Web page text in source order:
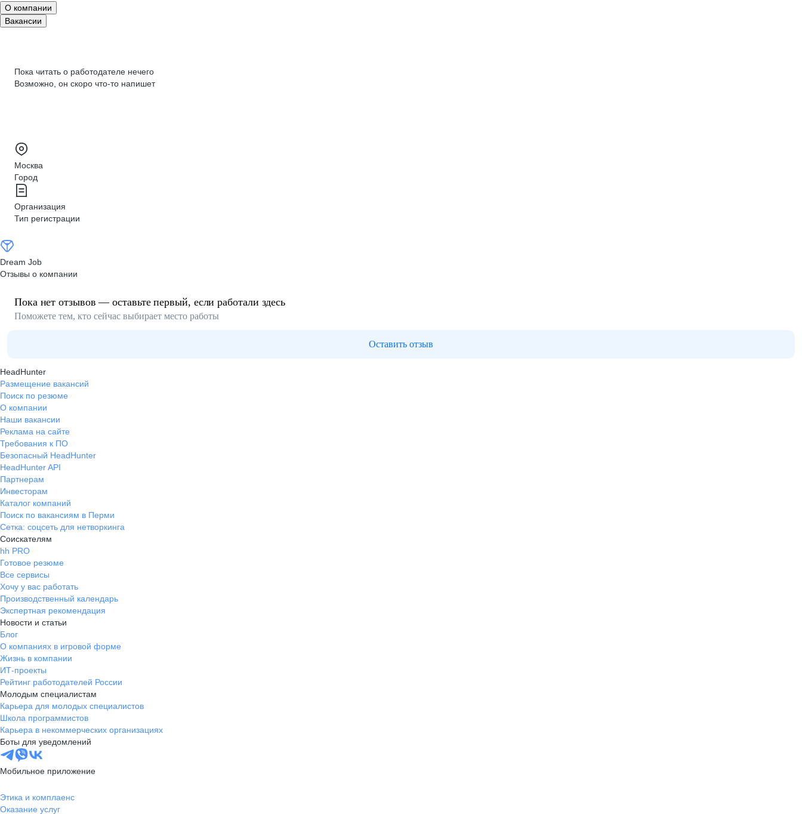
О компании
Вакансии
Пока читать о работодателе нечего
Возможно, он скоро что‑то напишет
Москва
Город
Организация
Тип регистрации
Dream Job
Отзывы о компании
Пока нет отзывов — оставьте первый, если работали здесь
Поможете тем, кто сейчас выбирает место работы
Оставить отзыв
HeadHunter
Размещение вакансий
Поиск по резюме
О компании
Наши вакансии
Реклама на сайте
Требования к ПО
Безопасный HeadHunter
HeadHunter API
Партнерам
Инвесторам
Каталог компаний
Поиск по вакансиям в Перми
Сетка: соцсеть для нетворкинга
Соискателям
hh PRO
Готовое резюме
Все сервисы
Хочу у вас работать
Производственный календарь
Экспертная рекомендация
Новости и статьи
Блог
О компаниях в игровой форме
Жизнь в компании
ИТ-проекты
Рейтинг работодателей России
Молодым специалистам
Карьера для молодых специалистов
Школа программистов
Карьера в некоммерческих организациях
Боты для уведомлений
Мобильное приложение
Этика и комплаенс
Оказание услуг